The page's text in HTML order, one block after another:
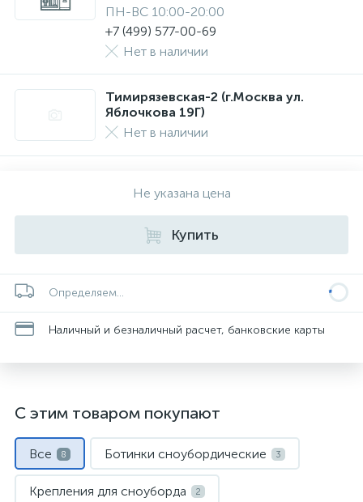
ПН-ВС 10:00-20:00
+7 (499) 577-00-69
Нет в наличии
Тимирязевская-2 (г.Москва ул.
Яблочкова 19Г)
Нет в наличии
Не указана цена
Купить
Определяем...
Наличный и безналичный расчет, банковские карты
С этим товаром покупают
Все 8 Ботинки сноубордические 3
Крепления для сноуборда 2